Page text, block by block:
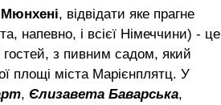
Мюнхені, відвідати яке прагне
напевно, і всієї Німеччини) - це
гостей, з пивним садом, який
площі міста Марієнплятц. У
, Єлизавета Баварська,